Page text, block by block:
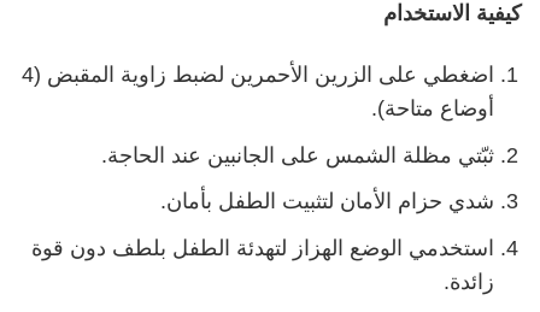
كيفية الاستخدام
اضغطي على الزرين الأحمرين لضبط زاوية المقبض (4
أوضاع متاحة).
ثبّتي مظلة الشمس على الجانبين عند الحاجة.
شدي حزام الأمان لتثبيت الطفل بأمان.
استخدمي الوضع الهزاز لتهدئة الطفل بلطف دون قوة
زائدة.